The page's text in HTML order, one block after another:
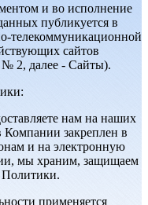
и во исполнение
публикуется в
телекоммуникационной
сайтов
2, далее - Сайты).
нам на наших
закреплен в
и на электронную
мы храним, защищаем
Политики.
применяется